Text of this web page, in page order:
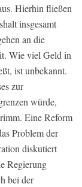
Hierhin fließen
insgesamt
an die
Wie viel Geld in
ist unbekannt.
zur
würde,
Eine Reform
Problem der
diskutiert
Regierung
bei der